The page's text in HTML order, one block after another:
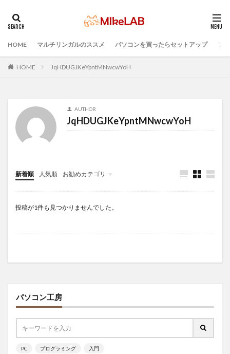
HOME マルチリンガルのススメ パソコンを買ったらセットアップ プ
HOME JqHDUGJKeYpntMNwcwYoH
AUTHOR
JqHDUGJKeYpntMNwcwYoH
新着順 人気順 お勧めカテゴリ
Infomation
投稿が1件も見つかりませんでした。
パソコン工房
PC プログラミング 入門
タグ
IDE インストール どれがいい
ウィルス対策
PC準備
セキュリティ対策ソフト
Visual Studio Code